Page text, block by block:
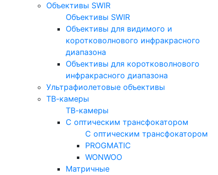
Объективы SWIR
Объективы SWIR
Объективы для видимого и
коротковолнового инфракрасного
диапазона
Объективы для коротковолнового
инфракрасного диапазона
Ультрафиолетовые объективы
ТВ-камеры
ТВ-камеры
С оптическим трансфокатором
С оптическим трансфокатором
PROGMATIC
WONWOO
Матричные